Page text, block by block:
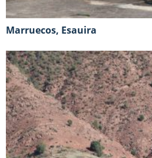
Marruecos, Esauira